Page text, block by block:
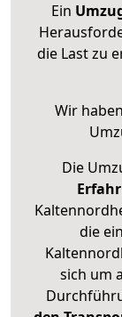
Ein
die Last zu
Wir
Die
die
sich um